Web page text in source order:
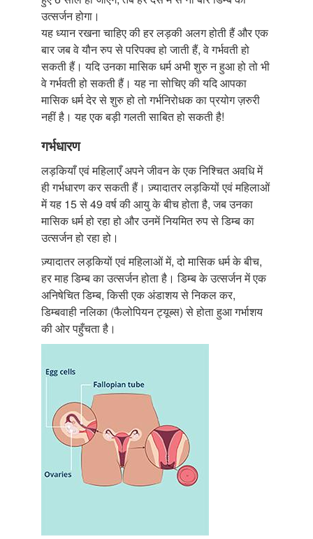
उत्सर्जन होगा।
यह ध्यान रखना चाहिए की हर लड़की अलग होती हैं और एक
बार जब वे यौन रुप से परिपक्व हो जाती हैं, वे गर्भवती हो
सकती हैं। यदि उनका मासिक धर्म अभी शुरु न हुआ हो तो भी
वे गर्भवती हो सकती हैं। यह ना सोचिए की यदि आपका
मासिक धर्म देर से शुरु हो तो गर्भनिरोधक का प्रयोग ज़रुरी
नहीं है। यह एक बड़ी गलती साबित हो सकती है!
गर्भधारण
लड़कियाँ एवं महिलाएँ अपने जीवन के एक निश्चित अवधि में
ही गर्भधारण कर सकती हैं। ज़्यादातर लड़कियों एवं महिलाओं
में यह 15 से 49 वर्ष की आयु के बीच होता है, जब उनका
मासिक धर्म हो रहा हो और उनमें नियमित रुप से डिम्ब का
उत्सर्जन हो रहा हो।
ज़्यादातर लड़कियों एवं महिलाओं में, दो मासिक धर्म के बीच,
हर माह डिम्ब का उत्सर्जन होता है। डिम्ब के उत्सर्जन में एक
अनिषेचित डिम्ब, किसी एक अंडाशय से निकल कर,
डिम्बवाही नलिका (फैलोपियन ट्यूब्स) से होता हुआ गर्भाशय
की ओर पहुँचता है।